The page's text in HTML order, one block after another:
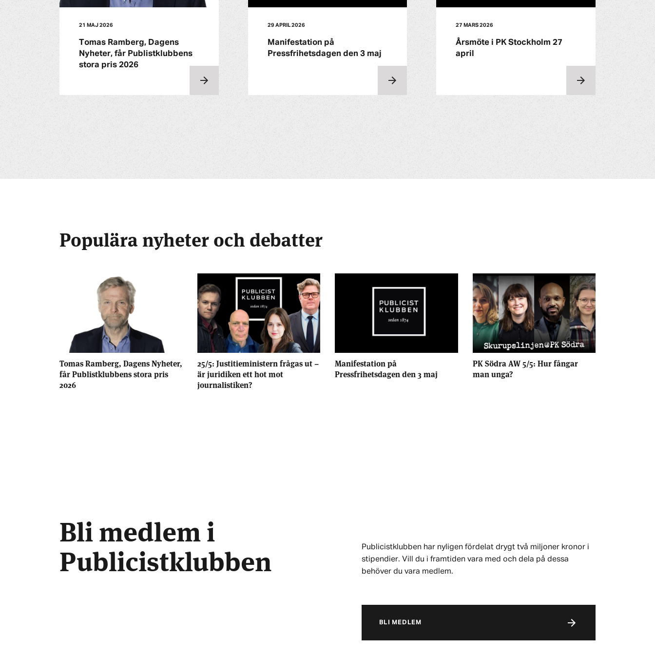
21 MAJ 2026
Tomas Ramberg, Dagens
Nyheter, får Publistklubbens
stora pris 2026
29 APRIL 2026
Manifestation på
Pressfrihetsdagen den 3 maj
27 MARS 2026
Årsmöte i PK Stockholm 27
april
Populära nyheter och debatter
Tomas Ramberg, Dagens Nyheter,
får Publistklubbens stora pris
2026
25/5: Justitieministern frågas ut –
är juridiken ett hot mot
journalistiken?
Manifestation på
Pressfrihetsdagen den 3 maj
PK Södra AW 5/5: Hur fångar
man unga?
Bli medlem i
Publicistklubben
Publicistklubben har nyligen fördelat drygt två miljoner kronor i
stipendier. Vill du i framtiden vara med och dela på dessa
behöver du vara medlem.
BLI MEDLEM